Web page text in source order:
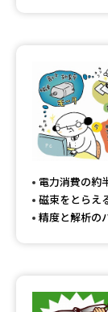
電力消費の約
磁束をとらえ
精度と解析の